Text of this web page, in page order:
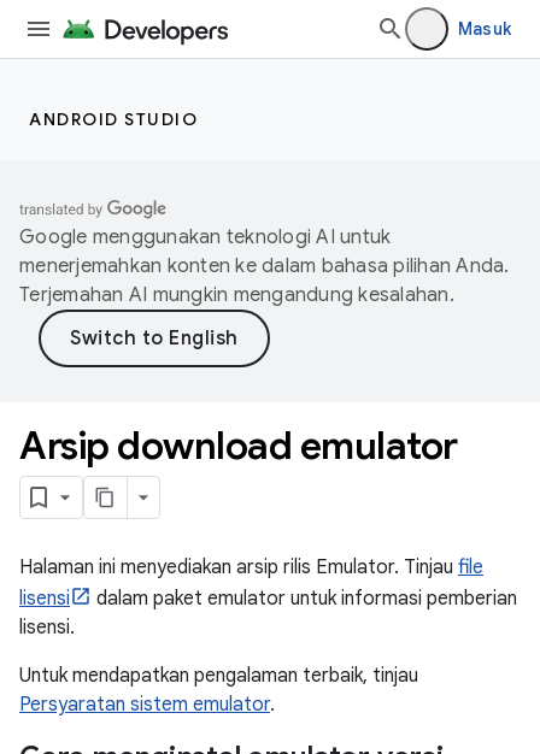
Masuk
ANDROID STUDIO
Google menggunakan teknologi AI untuk
menerjemahkan konten ke dalam bahasa pilihan Anda.
Terjemahan AI mungkin mengandung kesalahan.
Arsip download emulator
Halaman ini menyediakan arsip rilis Emulator. Tinjau file
lisensi
dalam paket emulator untuk informasi pemberian
lisensi.
Untuk mendapatkan pengalaman terbaik, tinjau
Persyaratan sistem emulator.